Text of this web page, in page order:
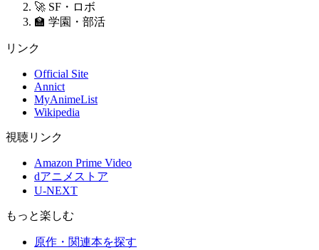
🚀 SF・ロボ
🏫 学園・部活
リンク
Official Site
Annict
MyAnimeList
Wikipedia
視聴リンク
Amazon Prime Video
dアニメストア
U-NEXT
もっと楽しむ
原作・関連本を探す